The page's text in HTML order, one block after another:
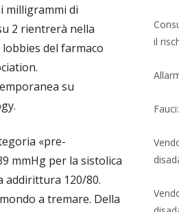
milligrammi di
2 rientrerà nella
del farmaco
su
«pre-
mmHg per la sistolica
addirittura 120/80.
a tremare. Della
il